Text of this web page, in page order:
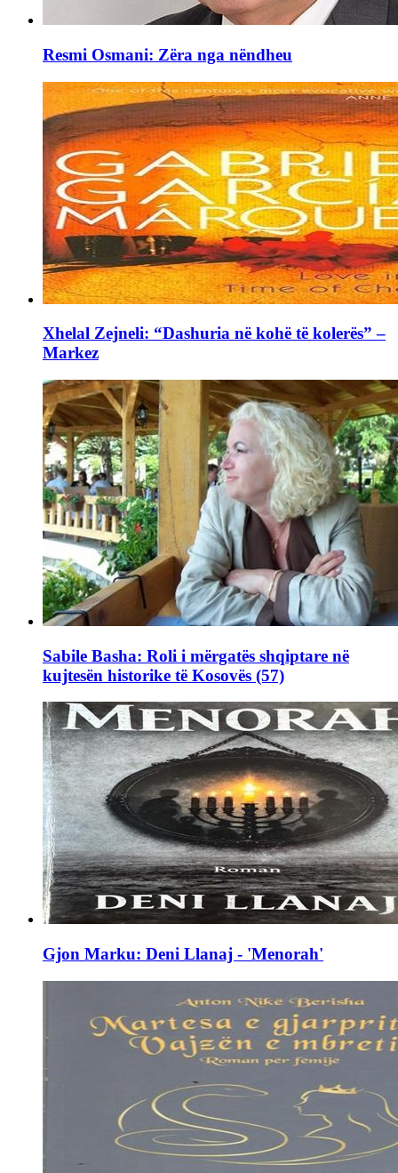
Resmi Osmani: Zëra nga nëndheu
Xhelal Zejneli: “Dashuria në kohë të kolerës” –
Markez
Sabile Basha: Roli i mërgatës shqiptare në
kujtesën historike të Kosovës (57)
Gjon Marku: Deni Llanaj - 'Menorah'